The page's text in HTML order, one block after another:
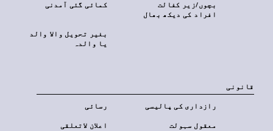
کمائی گئی آمدنی
بچوں/زیر کفالت
افراد کی دیکھ بھال
بغیر تحویل والا والد
یا والدہ
قانونی
رسائی رازداری کی پالیسی
اعلان لاتعلقی معقول سہولت